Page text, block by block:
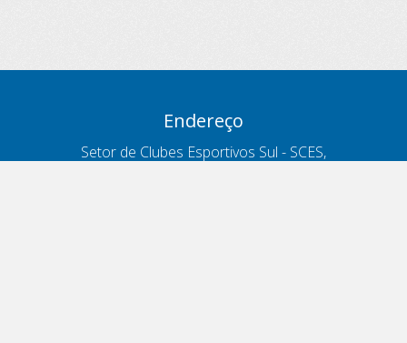
Endereço
Setor de Clubes Esportivos Sul - SCES,